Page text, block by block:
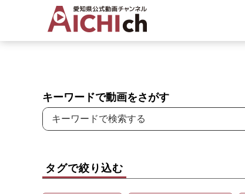
キーワードで動画をさがす
タグで絞り込む